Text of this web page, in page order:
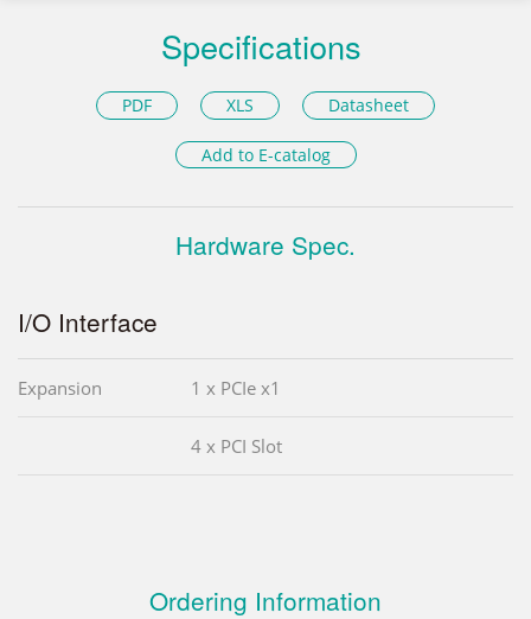
Specifications
PDF XLS Datasheet
Add to E-catalog
Hardware Spec.
I/O Interface
Expansion 1 x PCIe x1
4 x PCI Slot
Ordering Information